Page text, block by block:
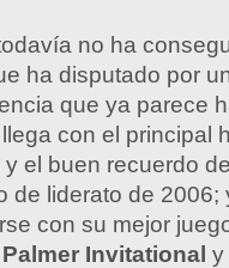
no ha
ha disputado por
que ya parece
con el principal
el buen recuerdo
de liderato de 2006;
con su mejor
Invitational y